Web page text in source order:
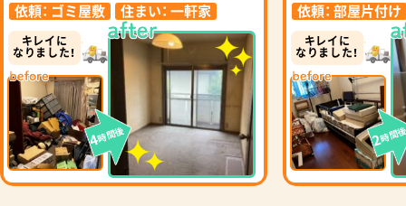
依頼： ゴミ屋敷 住まい： 一軒家
キレイに
なりました！
4時間後
依頼： 部屋片付け
キレイに
なりました！
2時間